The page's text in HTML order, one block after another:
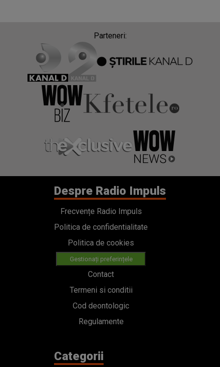
Parteneri:
Despre Radio Impuls
Frecvențe Radio Impuls
Politica de confidentialitate
Politica de cookies
Gestionați preferințele
Contact
Termeni si conditii
Cod deontologic
Regulamente
Categorii